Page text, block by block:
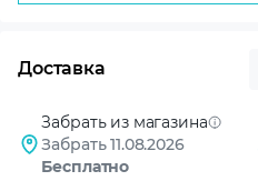
Доставка
Забрать из магазина
Забрать 11.08.2026
Бесплатно